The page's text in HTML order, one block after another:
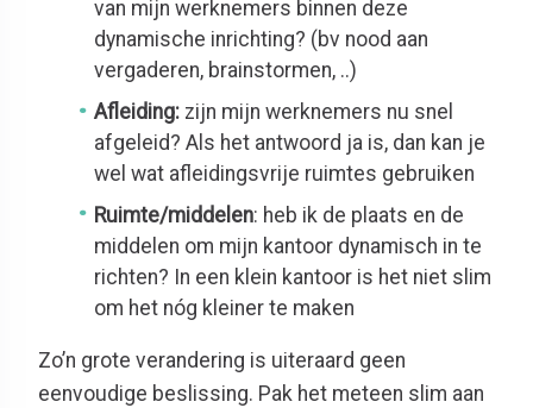
van mijn werknemers binnen deze
dynamische inrichting? (bv nood aan
vergaderen, brainstormen, ..)
Afleiding: zijn mijn werknemers nu snel
afgeleid? Als het antwoord ja is, dan kan je
wel wat afleidingsvrije ruimtes gebruiken
Ruimte/middelen: heb ik de plaats en de
middelen om mijn kantoor dynamisch in te
richten? In een klein kantoor is het niet slim
om het nóg kleiner te maken
Zo’n grote verandering is uiteraard geen
eenvoudige beslissing. Pak het meteen slim aan